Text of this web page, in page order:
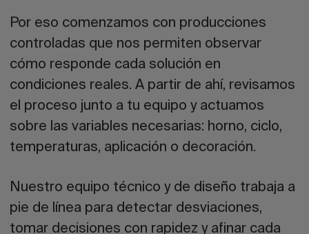
Por eso comenzamos con producciones
controladas que nos permiten observar
cómo responde cada solución en
condiciones reales. A partir de ahí, revisamos
el proceso junto a tu equipo y actuamos
sobre las variables necesarias: horno, ciclo,
temperaturas, aplicación o decoración.
Nuestro equipo técnico y de diseño trabaja a
pie de línea para detectar desviaciones,
tomar decisiones con rapidez y afinar cada